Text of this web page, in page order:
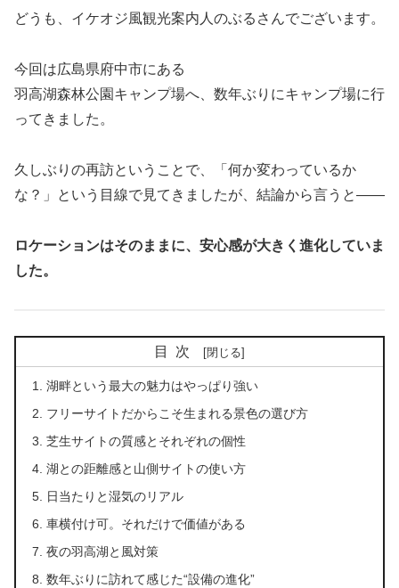
どうも、イケオジ風観光案内人のぶるさんでございます。
今回は広島県府中市にある
羽高湖森林公園キャンプ場へ、数年ぶりにキャンプ場に行
ってきました。
久しぶりの再訪ということで、「何か変わっているか
な？」という目線で見てきましたが、結論から言うと――
ロケーションはそのままに、安心感が大きく進化していま
した。
目次
湖畔という最大の魅力はやっぱり強い
フリーサイトだからこそ生まれる景色の選び方
芝生サイトの質感とそれぞれの個性
湖との距離感と山側サイトの使い方
日当たりと湿気のリアル
車横付け可。それだけで価値がある
夜の羽高湖と風対策
数年ぶりに訪れて感じた“設備の進化”